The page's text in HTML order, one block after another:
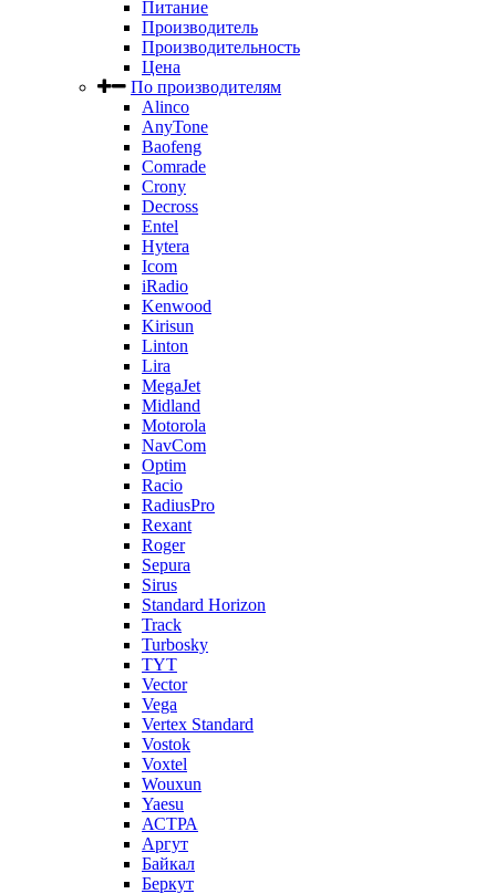
Питание
Производитель
Производительность
Цена
По производителям
Alinco
AnyTone
Baofeng
Comrade
Crony
Decross
Entel
Hytera
Icom
iRadio
Kenwood
Kirisun
Linton
Lira
MegaJet
Midland
Motorola
NavCom
Optim
Racio
RadiusPro
Rexant
Roger
Sepura
Sirus
Standard Horizon
Track
Turbosky
TYT
Vector
Vega
Vertex Standard
Vostok
Voxtel
Wouxun
Yaesu
АСТРА
Аргут
Байкал
Беркут